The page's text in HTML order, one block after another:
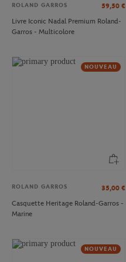
ROLAND GARROS 59,50 €
Livre Iconic Nadal Premium Roland-
Garros - Multicolore
NOUVEAU
ROLAND GARROS 35,00 €
Casquette Heritage Roland-Garros -
Marine
NOUVEAU